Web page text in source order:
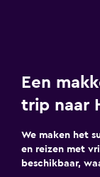
Een
trip naar
We maken het
en reizen met
beschikbaar,